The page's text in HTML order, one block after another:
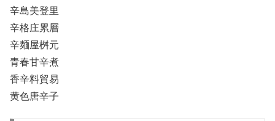
辛島美登里
辛格庄累層
辛麺屋桝元
青春甘辛煮
香辛料貿易
黄色唐辛子